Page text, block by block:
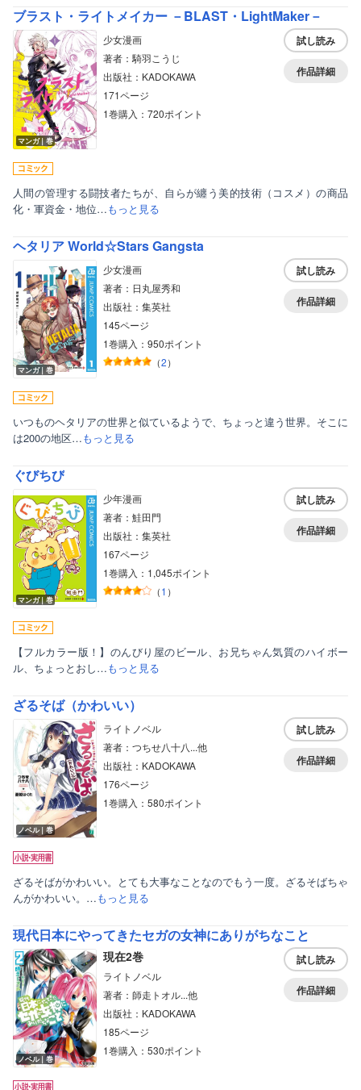
ブラスト・ライトメイカー －BLAST・LightMaker－
マンガ｜巻
少女漫画
著者：騎羽こうじ
出版社：KADOKAWA
171ページ
1巻購入：720ポイント
試し読み
作品詳細
人間の管理する闘技者たちが、自らが纏う美的技術（コスメ）の商品
化・軍資金・地位…もっと見る
ヘタリア World☆Stars Gangsta
マンガ｜巻
少女漫画
著者：日丸屋秀和
出版社：集英社
145ページ
1巻購入：950ポイント
（2）
試し読み
作品詳細
いつものヘタリアの世界と似ているようで、ちょっと違う世界。そこに
は200の地区…もっと見る
ぐびちび
マンガ｜巻
少年漫画
著者：鮭田門
出版社：集英社
167ページ
1巻購入：1,045ポイント
（1 ）
試し読み
作品詳細
【フルカラー版！】のんびり屋のビール、お兄ちゃん気質のハイボー
ル、ちょっとおし…もっと見る
ざるそば（かわいい）
ノベル｜巻
ライトノベル
著者：つちせ八十八...他
出版社：KADOKAWA
176ページ
1巻購入：580ポイント
試し読み
作品詳細
ざるそばがかわいい。とても大事なことなのでもう一度。ざるそばちゃ
んがかわいい。…もっと見る
現代日本にやってきたセガの女神にありがちなこと
ノベル｜巻
現在2巻
ライトノベル
著者：師走トオル...他
出版社：KADOKAWA
185ページ
1巻購入：530ポイント
試し読み
作品詳細